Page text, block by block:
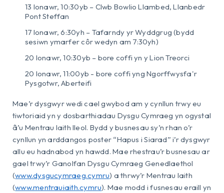
13 Ionawr, 10:30yb – Clwb Bowlio Llambed, Llanbedr
Pont Steffan
17 Ionawr, 6:30yh – Tafarndy yr Wyddgrug (bydd
sesiwn ymarfer côr wedyn am 7:30yh)
20 Ionawr, 10:30yb – bore coffi yn y Lion Treorci
20 Ionawr, 11:00yb - bore coffi yng Ngorffwysfa'r
Pysgotwr, Aberteifi
Mae’r dysgwyr wedi cael gwybod am y cynllun trwy eu
tiwtoriaid yn y dosbarthiadau Dysgu Cymraeg yn ogystal
â’u Mentrau Iaith lleol. Bydd y busnesau sy’n rhan o’r
cynllun yn arddangos poster “Hapus i Siarad” i’r dysgwyr
allu eu hadnabod yn hawdd. Mae rhestrau’r busnesau ar
gael trwy’r Ganolfan Dysgu Cymraeg Genedlaethol
(www.dysgucymraeg.cymru) a thrwy’r Mentrau Iaith
(www.mentrauiaith.cymru). Mae modd i fusnesau eraill yn